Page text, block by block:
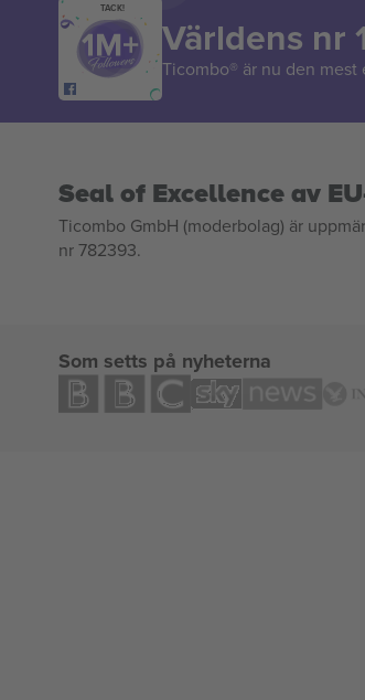
TACK!
Världens nr
Ticombo® är nu den
Seal of Excellence av
Ticombo GmbH (moderbolag) är
nr 782393.
Som setts på nyheterna